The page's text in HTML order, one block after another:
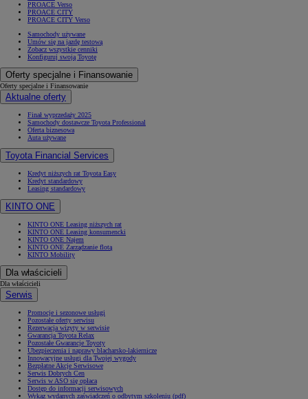
PROACE Verso
PROACE CITY
PROACE CITY Verso
Samochody używane
Umów się na jazdę testową
Zobacz wszystkie cenniki
Konfiguruj swoją Toyotę
Oferty specjalne i Finansowanie
Oferty specjalne i Finansowanie
Aktualne oferty
Finał wyprzedaży 2025
Samochody dostawcze Toyota Professional
Oferta biznesowa
Auta używane
Toyota Financial Services
Kredyt niższych rat Toyota Easy
Kredyt standardowy
Leasing standardowy
KINTO ONE
KINTO ONE Leasing niższych rat
KINTO ONE Leasing konsumencki
KINTO ONE Najem
KINTO ONE Zarządzanie flotą
KINTO Mobility
Dla właścicieli
Dla właścicieli
Serwis
Promocje i sezonowe usługi
Pozostałe oferty serwisu
Rezerwacja wizyty w serwisie
Gwarancja Toyota Relax
Pozostałe Gwarancje Toyoty
Ubezpieczenia i naprawy blacharsko-lakiernicze
Innowacyjne usługi dla Twojej wygody
Bezpłatne Akcje Serwisowe
Serwis Dobrych Cen
Serwis w ASO się opłaca
Dostęp do informacji serwisowych
Wykaz wydanych zaświadczeń o odbytym szkoleniu (pdf)